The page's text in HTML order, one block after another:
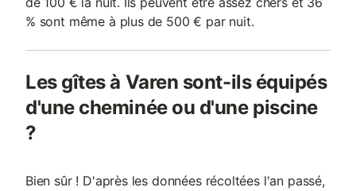
% sont même à plus de 500 € par nuit.
Les gîtes à Varen sont-ils équipés
d'une cheminée ou d'une piscine
?
Bien sûr ! D'après les données récoltées l'an passé,